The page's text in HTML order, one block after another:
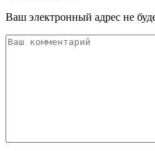
Ваш электронный адрес не